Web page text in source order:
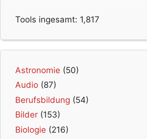
Tools ingesamt: 1,817
Astronomie (50)
Audio (87)
Berufsbildung (54)
Bilder (153)
Biologie (216)